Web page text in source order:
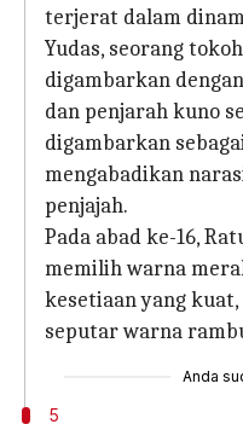
terjerat dalam
Yudas, seorang
digambarkan
dan penjarah kuno
digambarkan
mengabadikan
penjajah.
Pada abad ke-16,
memilih warna
kesetiaan yang
seputar warna
Anda
5